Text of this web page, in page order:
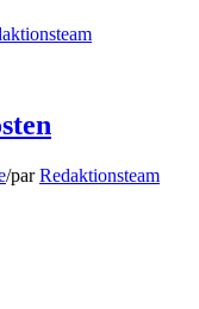
/parRedaktionsteam